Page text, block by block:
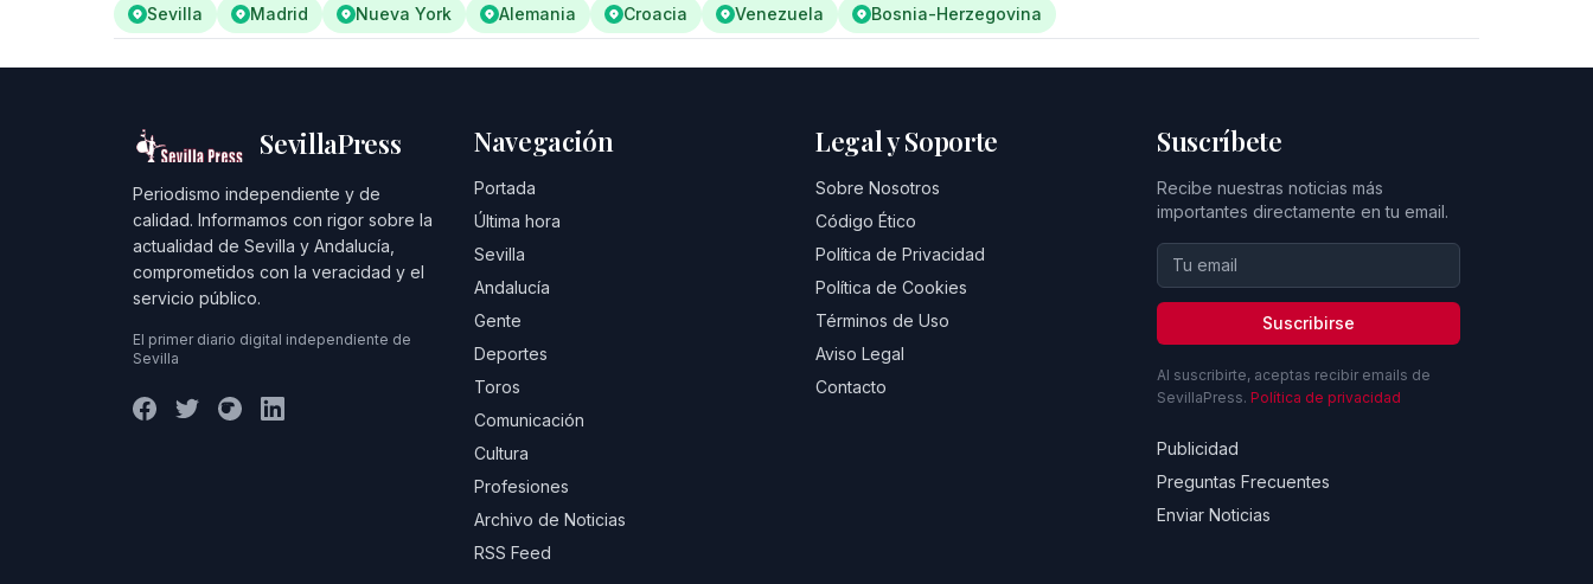
Sevilla Madrid Nueva York Alemania Croacia Venezuela Bosnia-Herzegovina
SevillaPress
Periodismo independiente y de
calidad. Informamos con rigor sobre la
actualidad de Sevilla y Andalucía,
comprometidos con la veracidad y el
servicio público.
El primer diario digital independiente de
Sevilla
Navegación
Portada
Última hora
Sevilla
Andalucía
Gente
Deportes
Toros
Comunicación
Cultura
Profesiones
Archivo de Noticias
RSS Feed
Legal y Soporte
Sobre Nosotros
Código Ético
Política de Privacidad
Política de Cookies
Términos de Uso
Aviso Legal
Contacto
Suscríbete
Recibe nuestras noticias más
importantes directamente en tu email.
Suscribirse
Al suscribirte, aceptas recibir emails de
SevillaPress. Política de privacidad
Publicidad
Preguntas Frecuentes
Enviar Noticias